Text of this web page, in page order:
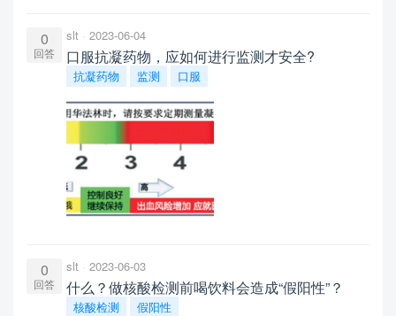
0
回答
slt 2023-06-04
口服抗凝药物，应如何进行监测才安全?
抗凝药物 监测 口服
0
回答
slt 2023-06-03
什么？做核酸检测前喝饮料会造成“假阳性”？
核酸检测 假阳性